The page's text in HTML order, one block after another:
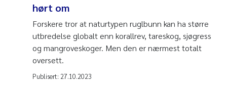
hørt om
Forskere tror at naturtypen ruglbunn kan ha større
utbredelse globalt enn korallrev, tareskog, sjøgress
og mangroveskoger. Men den er nærmest totalt
oversett.
Publisert: 27.10.2023